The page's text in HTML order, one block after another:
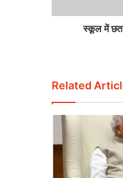
स्कूल में छत
Related